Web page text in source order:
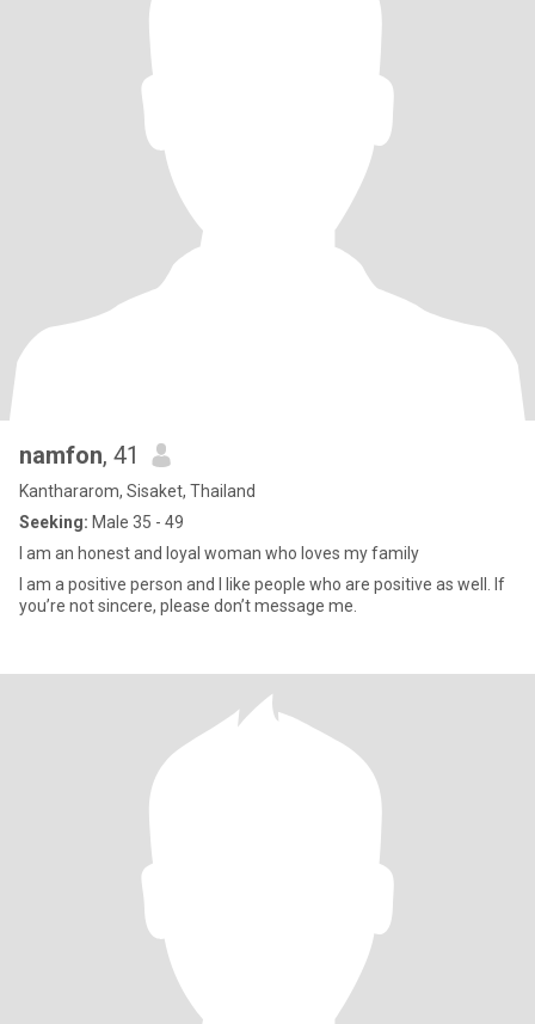
namfon, 41
Kanthararom, Sisaket, Thailand
Seeking: Male 35 - 49
I am an honest and loyal woman who loves my family
I am a positive person and I like people who are positive as well. If
you’re not sincere, please don’t message me.